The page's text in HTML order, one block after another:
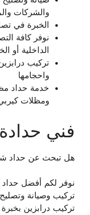
والشركات
الخبرة في
نوفر كافة
الداخلية أو
تركيب
واحجامها
خدمة حداد
ومظلات
فني
هل تبحث عن حداد
نوفر لكم أفضل حداد
تركيب وصيانة
تركيب درابزين